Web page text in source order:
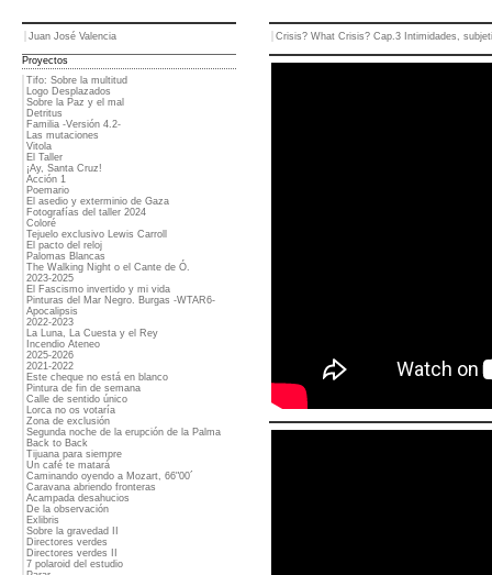
Juan José Valencia
Proyectos
Tifo: Sobre la multitud
Logo Desplazados
Sobre la Paz y el mal
Detritus
Familia -Versión 4.2-
Las mutaciones
Vitola
El Taller
¡Ay, Santa Cruz!
Acción 1
Poemario
El asedio y exterminio de Gaza
Fotografías del taller 2024
Coloré
Tejuelo exclusivo Lewis Carroll
El pacto del reloj
Palomas Blancas
The Walking Night o el Cante de Ó.
2023-2025
El Fascismo invertido y mi vida
Pinturas del Mar Negro. Burgas -WTAR6-
Apocalipsis
2022-2023
La Luna, La Cuesta y el Rey
Incendio Ateneo
2025-2026
2021-2022
Este cheque no está en blanco
Pintura de fin de semana
Calle de sentido único
Lorca no os votaría
Zona de exclusión
Segunda noche de la erupción de la Palma
Back to Back
Tijuana para siempre
Un café te matará
Caminando oyendo a Mozart, 66"00´
Caravana abriendo fronteras
Acampada desahucios
De la observación
Exlibris
Sobre la gravedad II
Directores verdes
Directores verdes II
7 polaroid del estudio
Crisis? What Crisis? Cap.3 Intimidades,